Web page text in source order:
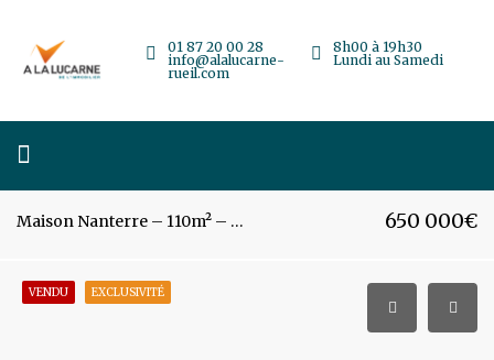
8h00 à 19h30
Lundi au Samedi
01 87 20 00 28
info@alalucarne-
rueil.com
Maison Nanterre – 110m² – 6 pièces 650 000€
VENDU EXCLUSIVITÉ